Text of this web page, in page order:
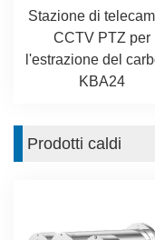
Stazione di
CCTV PTZ per
l'estrazione del
KBA24
Prodotti caldi